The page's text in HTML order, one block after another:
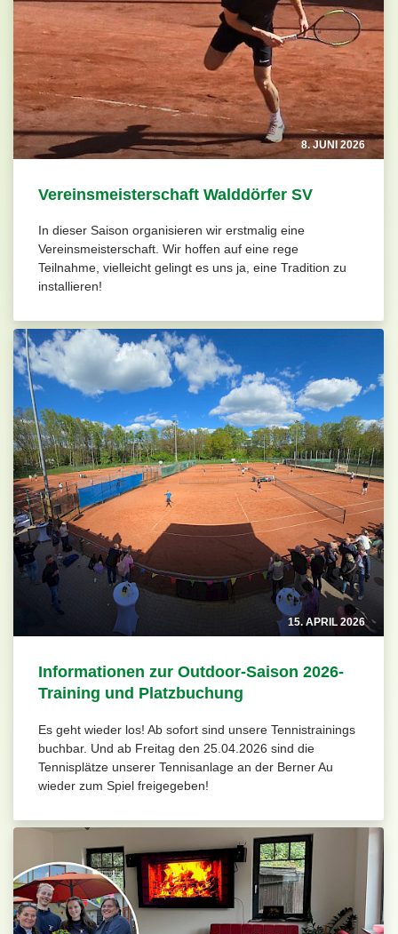
8. JUNI 2026
Vereinsmeisterschaft Walddörfer SV
In dieser Saison organisieren wir erstmalig eine
Vereinsmeisterschaft. Wir hoffen auf eine rege
Teilnahme, vielleicht gelingt es uns ja, eine Tradition zu
installieren!
15. APRIL 2026
Informationen zur Outdoor-Saison 2026-
Training und Platzbuchung
Es geht wieder los! Ab sofort sind unsere Tennistrainings
buchbar. Und ab Freitag den 25.04.2026 sind die
Tennisplätze unserer Tennisanlage an der Berner Au
wieder zum Spiel freigegeben!